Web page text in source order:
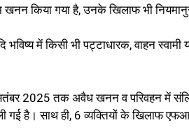
किया गया है, उनके खिलाफ भी
भविष्य में किसी भी पट्टाधारक, वाहन
2025 तक अवैध खनन व परिवहन में
गई है। साथ ही, 6 व्यक्तियों के खिलाफ